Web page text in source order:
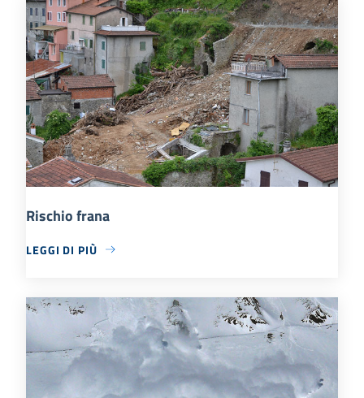
Rischio frana
LEGGI DI PIÙ